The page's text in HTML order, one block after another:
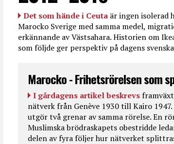
Det som hände i Ceuta är ingen isolerad
Marocko Sverige med samma medel,
erkännande av Västsahara. Historien om
som följde ger perspektiv på dagens
Marocko - Frihetsrörelsen som
I gårdagens artikel beskrevs
nätverk från Genève 1930 till Kairo
utgör två grenar av samma rörelse. En
Muslimska brödraskapets obestridde
delen av fyra följer hur nätverket